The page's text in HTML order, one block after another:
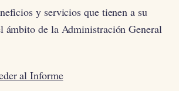
y servicios que tienen a su
ámbito de la Administración General
al Informe